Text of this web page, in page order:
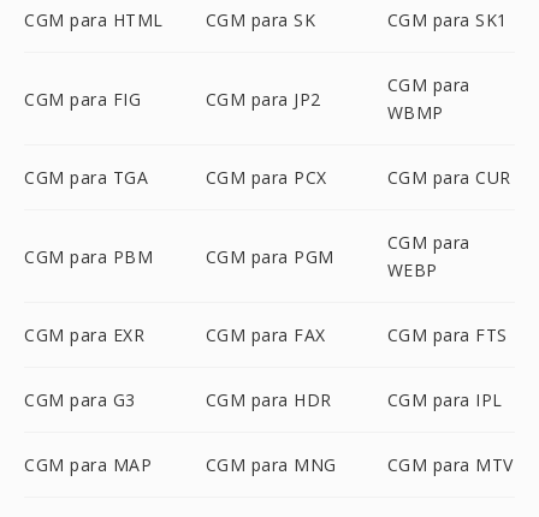
CGM para HTML CGM para SK CGM para SK1
CGM para FIG CGM para JP2
CGM para
WBMP
CGM para TGA CGM para PCX CGM para CUR
CGM para PBM CGM para PGM
CGM para
WEBP
CGM para EXR CGM para FAX CGM para FTS
CGM para G3 CGM para HDR CGM para IPL
CGM para MAP CGM para MNG CGM para MTV